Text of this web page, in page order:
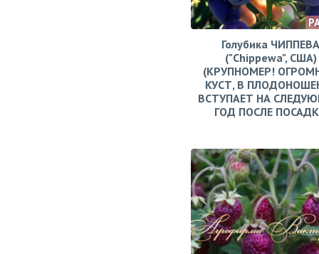
Голубика ЧИППЕВА
("Chippewa", США)
(КРУПНОМЕР!
КУСТ, В
ВСТУПАЕТ НА
ГОД ПОСЛЕ